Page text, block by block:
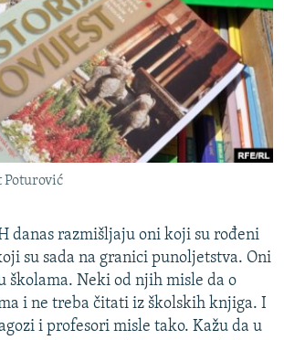
U BIH 2024.
U BIH
danas razmišljaju oni koji su rođeni
su sada na granici punoljetstva. Oni
školama. Neki od njih misle da o
i ne treba čitati iz školskih knjiga. I
i profesori misle tako. Kažu da u